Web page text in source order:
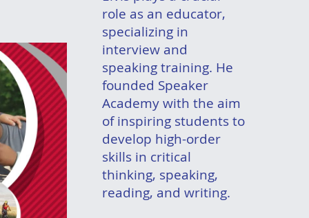
role as an educator,
specializing in
interview and
speaking training. He
founded Speaker
Academy with the aim
of inspiring students to
develop high-order
skills in critical
thinking, speaking,
reading, and writing.